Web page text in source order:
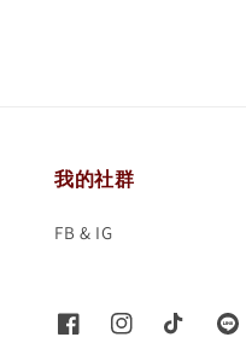
我的社群
FB & IG